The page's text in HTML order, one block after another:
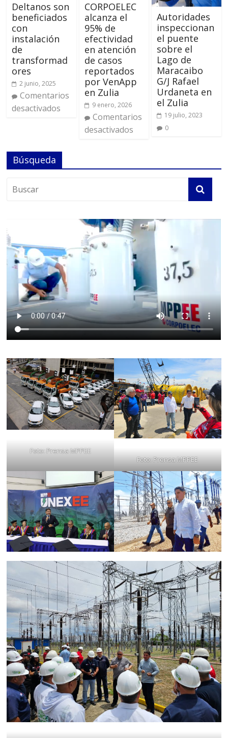
Deltanos son
beneficiados
con
instalación
de
transformad
ores
2 junio, 2025
Comentarios
desactivados
‎CORPOELEC
alcanza el
95% de
efectividad
en atención
de casos
reportados
por VenApp
en Zulia
9 enero, 2026
Comentarios
desactivados
Autoridades
inspeccionan
el puente
sobre el
Lago de
Maracaibo
G/J Rafael
Urdaneta en
el Zulia
19 julio, 2023
0
Búsqueda
Foto: Prensa MPPEE
Foto: Prensa MPPEE